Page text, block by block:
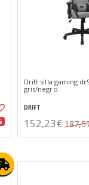
Drift silla gaming
gris/negro
DRIFT
152,23€